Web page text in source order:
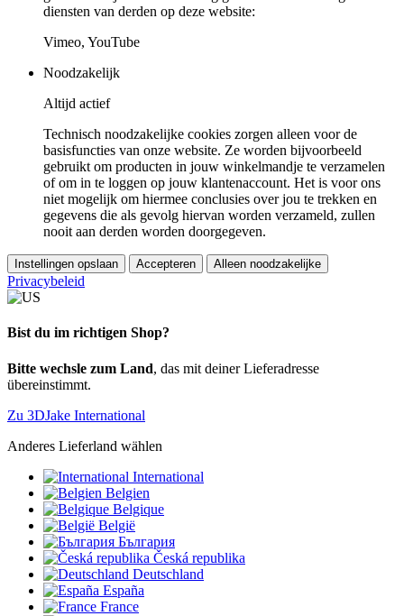
diensten van derden op deze website:
Vimeo, YouTube
Noodzakelijk
Altijd actief
Technisch noodzakelijke cookies zorgen alleen voor de
basisfuncties van onze website. Ze worden bijvoorbeeld
gebruikt om producten in jouw winkelmandje te verzamelen
of om in te loggen op jouw klantenaccount. Het is voor ons
niet mogelijk om hiermee conclusies over jou te trekken en
gegevens die als gevolg hiervan worden verzameld, zullen
nooit aan derden worden doorgegeven.
Instellingen opslaan Accepteren Alleen noodzakelijke
Privacybeleid
Bist du im richtigen Shop?
Bitte wechsle zum Land, das mit deiner Lieferadresse
übereinstimmt.
Zu 3DJake International
Anderes Lieferland wählen
International
Belgien
Belgique
België
България
Česká republika
Deutschland
España
France